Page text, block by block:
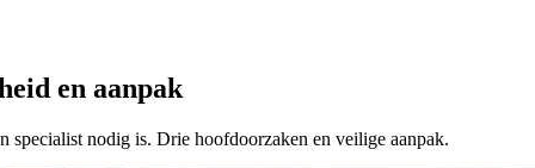
en aanpak
specialist nodig is. Drie hoofdoorzaken en veilige aanpak.